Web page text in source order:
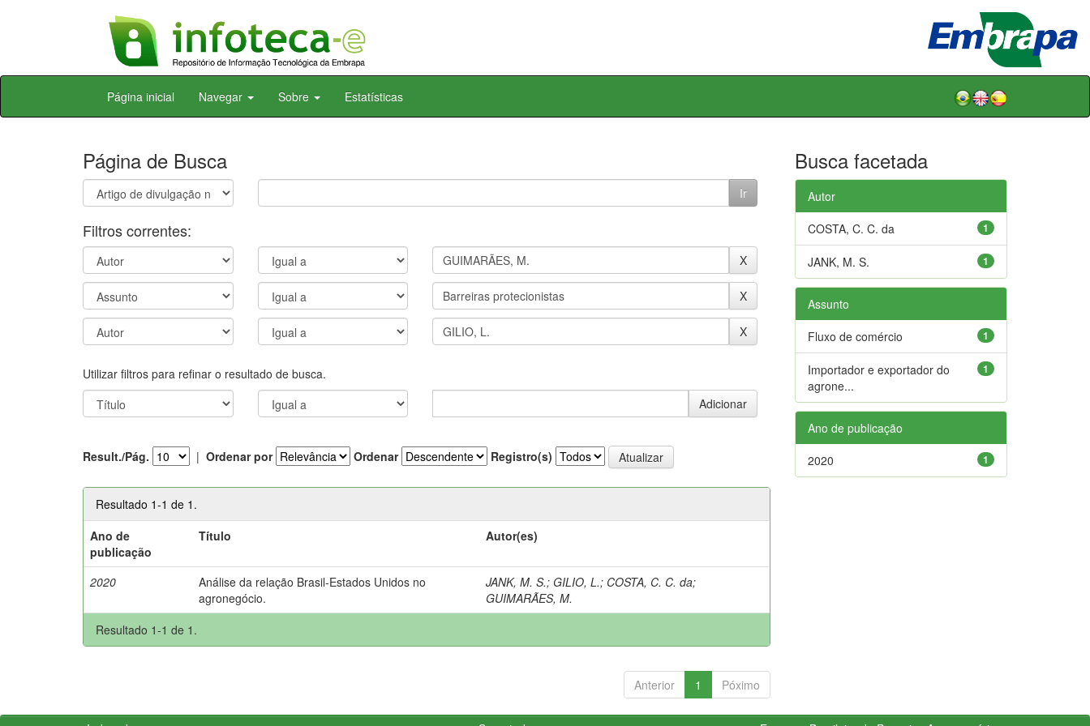
Skip
Página inicial Navegar Sobre Estatísticas
Página de Busca
Filtros correntes:
Utilizar filtros para refinar o resultado de busca.
Result./Pág. | Ordenar por Ordenar Registro(s)
Resultado 1-1 de 1.
Ano de
publicação
Título Autor(es)
2020
Análise da relação Brasil-Estados Unidos no
agronegócio.
JANK, M. S.;GILIO, L.; COSTA, C. C. da;
GUIMARÃES, M.
Resultado 1-1 de 1.
Anterior 1 Póximo
Busca facetada
Autor
1
COSTA, C. C. da
1
JANK, M. S.
Assunto
1
Fluxo de comércio
1
Importador e exportador do
agrone...
Ano de publicação
1
2020